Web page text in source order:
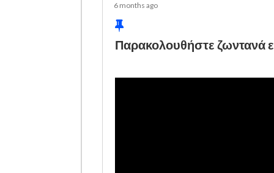
6 months ago
Παρακολουθήστε ζωντανά